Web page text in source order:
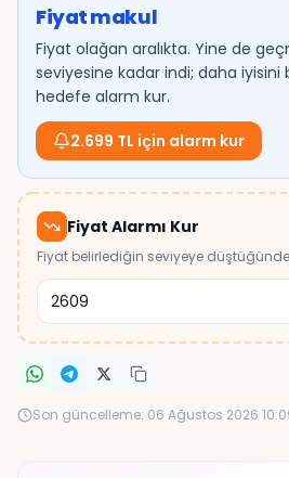
Fiyat makul
Fiyat olağan aralıkta. Yine de
seviyesine kadar indi; daha
hedefe alarm kur.
2.699 TL için alarm kur
Fiyat Alarmı Kur
Fiyat belirlediğin seviyeye
Son güncelleme: 06 Ağustos 2026